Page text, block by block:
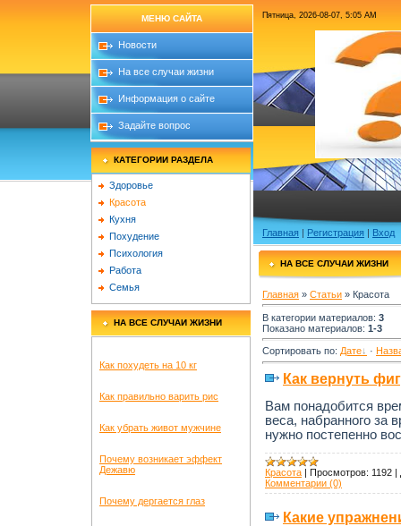
МЕНЮ САЙТА
Новости
На все случаи жизни
Информация о сайте
Задайте вопрос
КАТЕГОРИИ РАЗДЕЛА
Здоровье
Красота
Кухня
Похудение
Психология
Работа
Семья
НА ВСЕ СЛУЧАИ ЖИЗНИ
Как похудеть на 10 кг
Как правильно варить рис
Как убрать живот мужчине
Почему возникает эффект
Дежавю
Почему дергается глаз
Пятница, 2026-08-07, 5:05 AM
Главная | Регистрация | Вход
НА ВСЕ СЛУЧАИ ЖИЗНИ
Главная » Статьи » Красота
В категории материалов: 3
Показано материалов: 1-3
Сортировать по: Дате ·
Как вернуть
Вам понадобится
веса, набранного за
нужно постепенно
Красота Просмотров: 1192
Комментарии (0)
Какие